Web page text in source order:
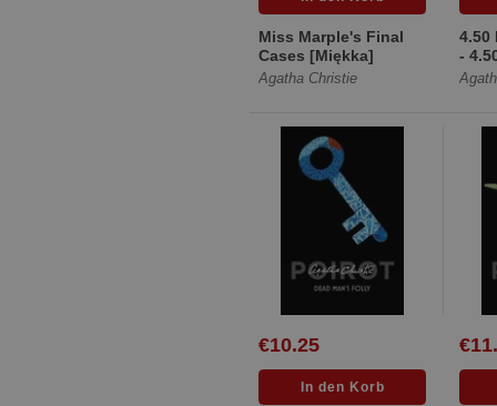
Miss Marple's Final
Cases [Miękka]
Agatha Christie
4.50
-
€10.25